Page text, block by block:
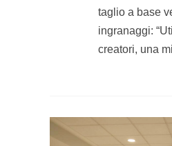
taglio a base
ingranaggi:
creatori, una